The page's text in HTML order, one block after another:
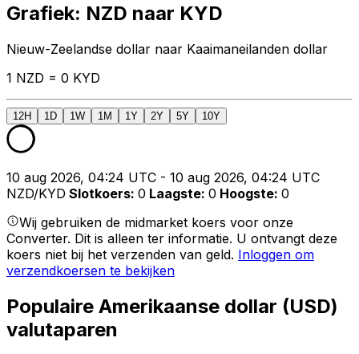
Grafiek: NZD naar KYD
Nieuw-Zeelandse dollar naar Kaaimaneilanden dollar
1 NZD = 0 KYD
12H 1D 1W 1M 1Y 2Y 5Y 10Y
10 aug 2026, 04:24 UTC - 10 aug 2026, 04:24 UTC
NZD/KYD Slotkoers: 0 Laagste: 0 Hoogste: 0
Wij gebruiken de midmarket koers voor onze
Converter. Dit is alleen ter informatie. U ontvangt deze
koers niet bij het verzenden van geld. Inloggen om
verzendkoersen te bekijken
Populaire Amerikaanse dollar (USD)
valutaparen